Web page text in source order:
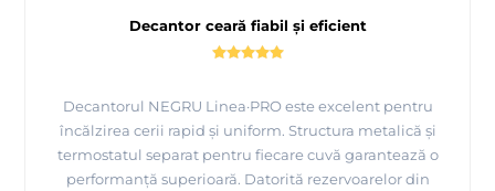
Decantor ceară fiabil și eficient
Decantorul NEGRU Linea·PRO este excelent pentru
încălzirea cerii rapid și uniform. Structura metalică și
termostatul separat pentru fiecare cuvă garantează o
performanță superioară. Datorită rezervoarelor din